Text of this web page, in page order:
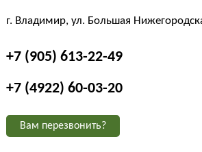
г. Владимир, ул. Большая
+7 (905) 613-22-49
+7 (4922) 60-03-20
Вам перезвонить?